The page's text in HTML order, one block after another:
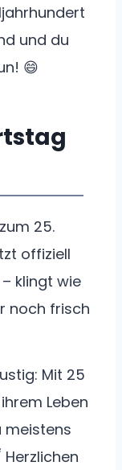
und du
😄
25.
offiziell
klingt wie
noch frisch
Mit 25
Leben
meistens